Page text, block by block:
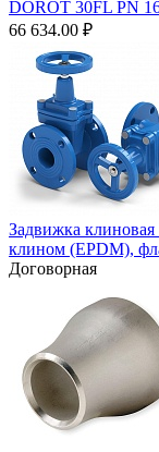
DOROT 30FL PN
66 634.00 ₽
Задвижка
клином (EPDM),
Договорная